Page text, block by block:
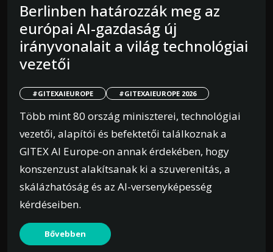
Berlinben határozzák meg az
európai AI-gazdaság új
irányvonalait a világ technológiai
vezetői
#GITEXAIEUROPE #GITEXAIEUROPE 2026
Több mint 80 ország miniszterei, technológiai
vezetői, alapítói és befektetői találkoznak a
GITEX AI Europe-on annak érdekében, hogy
konszenzust alakítsanak ki a szuverenitás, a
skálázhatóság és az AI-versenyképesség
kérdéseiben.
Bővebben